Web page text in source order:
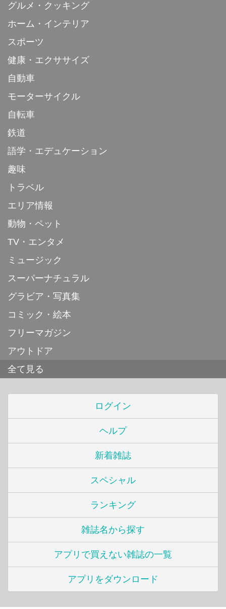
グルメ・クッキング
ホーム・インテリア
スポーツ
健康・エクササイズ
自動車
モーターサイクル
自転車
鉄道
語学・エデュケーション
趣味
トラベル
エリア情報
動物・ペット
TV・エンタメ
ミュージック
スーパーナチュラル
グラビア・写真集
コミック・絵本
フリーマガジン
アウトドア
全て見る
ログイン
ヘルプ
新着雑誌
スペシャル
ランキング
雑誌名から探す
アプリで買えない雑誌の一覧
アプリをダウンロード